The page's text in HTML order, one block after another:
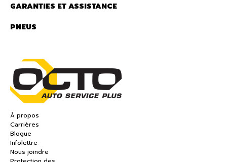
GARANTIES ET ASSISTANCE
PNEUS
À propos
Carrières
Blogue
Infolettre
Nous joindre